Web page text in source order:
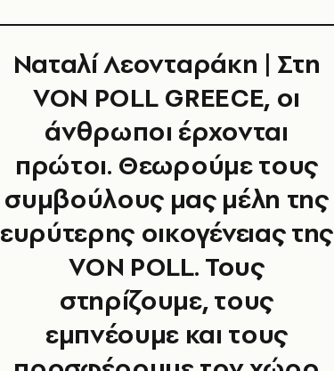
Ναταλί Λεονταράκη | Στη
VON POLL GREECE, οι
άνθρωποι έρχονται
πρώτοι. Θεωρούμε τους
συμβούλους μας μέλη της
ευρύτερης οικογένειας της
VON POLL. Τους
στηρίζουμε, τους
εμπνέουμε και τους